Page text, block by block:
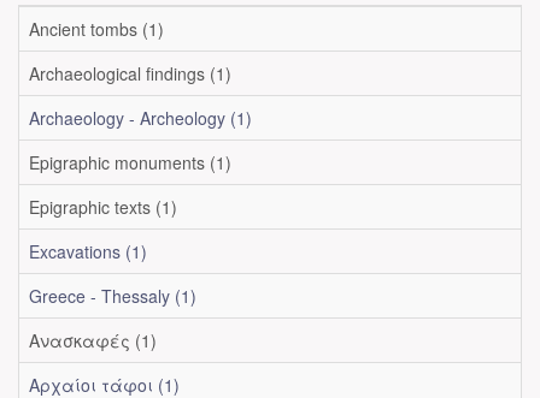
Ancient tombs (1)
Archaeological findings (1)
Archaeology - Archeology (1)
Epigraphic monuments (1)
Epigraphic texts (1)
Excavations (1)
Greece - Thessaly (1)
Ανασκαφές (1)
Αρχαίοι τάφοι (1)